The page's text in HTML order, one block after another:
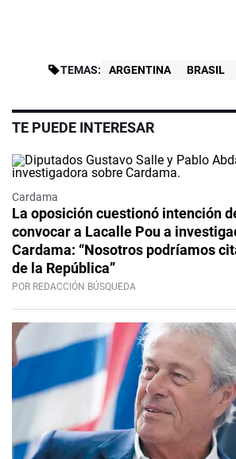
TEMAS: ARGENTINA BRASIL
TE PUEDE INTERESAR
Cardama
La oposición cuestionó intención
convocar a Lacalle Pou a
Cardama: “Nosotros podríamos
de la República”
POR REDACCIÓN BÚSQUEDA